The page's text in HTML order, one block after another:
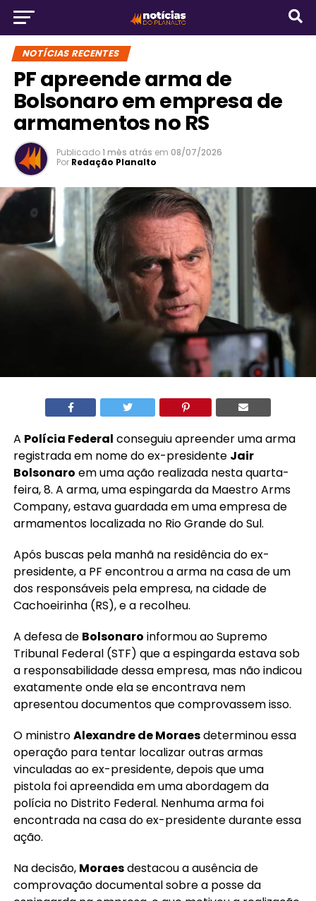
NOTÍCIAS RECENTES
PF apreende arma de
Bolsonaro em empresa de
armamentos no RS
Publicado1 mês atrás em 08/07/2026
Por Redação Planalto
A Polícia Federal conseguiu apreender uma arma
registrada em nome do ex-presidente Jair
Bolsonaro em uma ação realizada nesta quarta-
feira, 8. A arma, uma espingarda da Maestro Arms
Company, estava guardada em uma empresa de
armamentos localizada no Rio Grande do Sul.
Após buscas pela manhã na residência do ex-
presidente, a PF encontrou a arma na casa de um
dos responsáveis pela empresa, na cidade de
Cachoeirinha (RS), e a recolheu.
A defesa de Bolsonaro informou ao Supremo
Tribunal Federal (STF) que a espingarda estava sob
a responsabilidade dessa empresa, mas não indicou
exatamente onde ela se encontrava nem
apresentou documentos que comprovassem isso.
O ministroAlexandre de Moraesdeterminou essa
operação para tentar localizar outras armas
vinculadas ao ex-presidente, depois que uma
pistola foi apreendida em uma abordagem da
polícia no Distrito Federal. Nenhuma arma foi
encontrada na casa do ex-presidente durante essa
ação.
Na decisão, Moraesdestacou a ausência de
comprovação documental sobre a posse da